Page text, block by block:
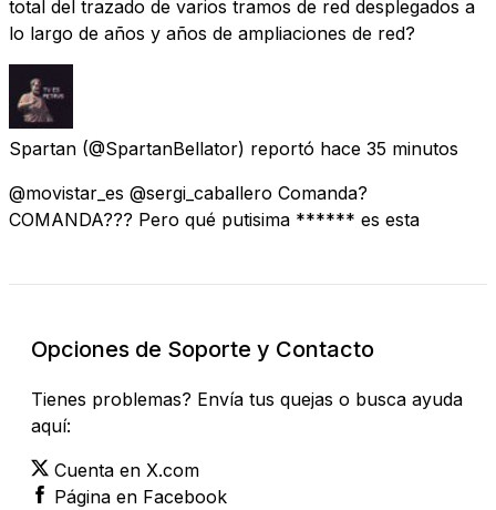
total del trazado de varios tramos de red desplegados a
lo largo de años y años de ampliaciones de red?
Spartan (@SpartanBellator) reportó hace 35 minutos
@movistar_es @sergi_caballero Comanda?
COMANDA??? Pero qué putisima ****** es esta
Opciones de Soporte y Contacto
Tienes problemas? Envía tus quejas o busca ayuda
aquí:
Cuenta en X.com
Página en Facebook